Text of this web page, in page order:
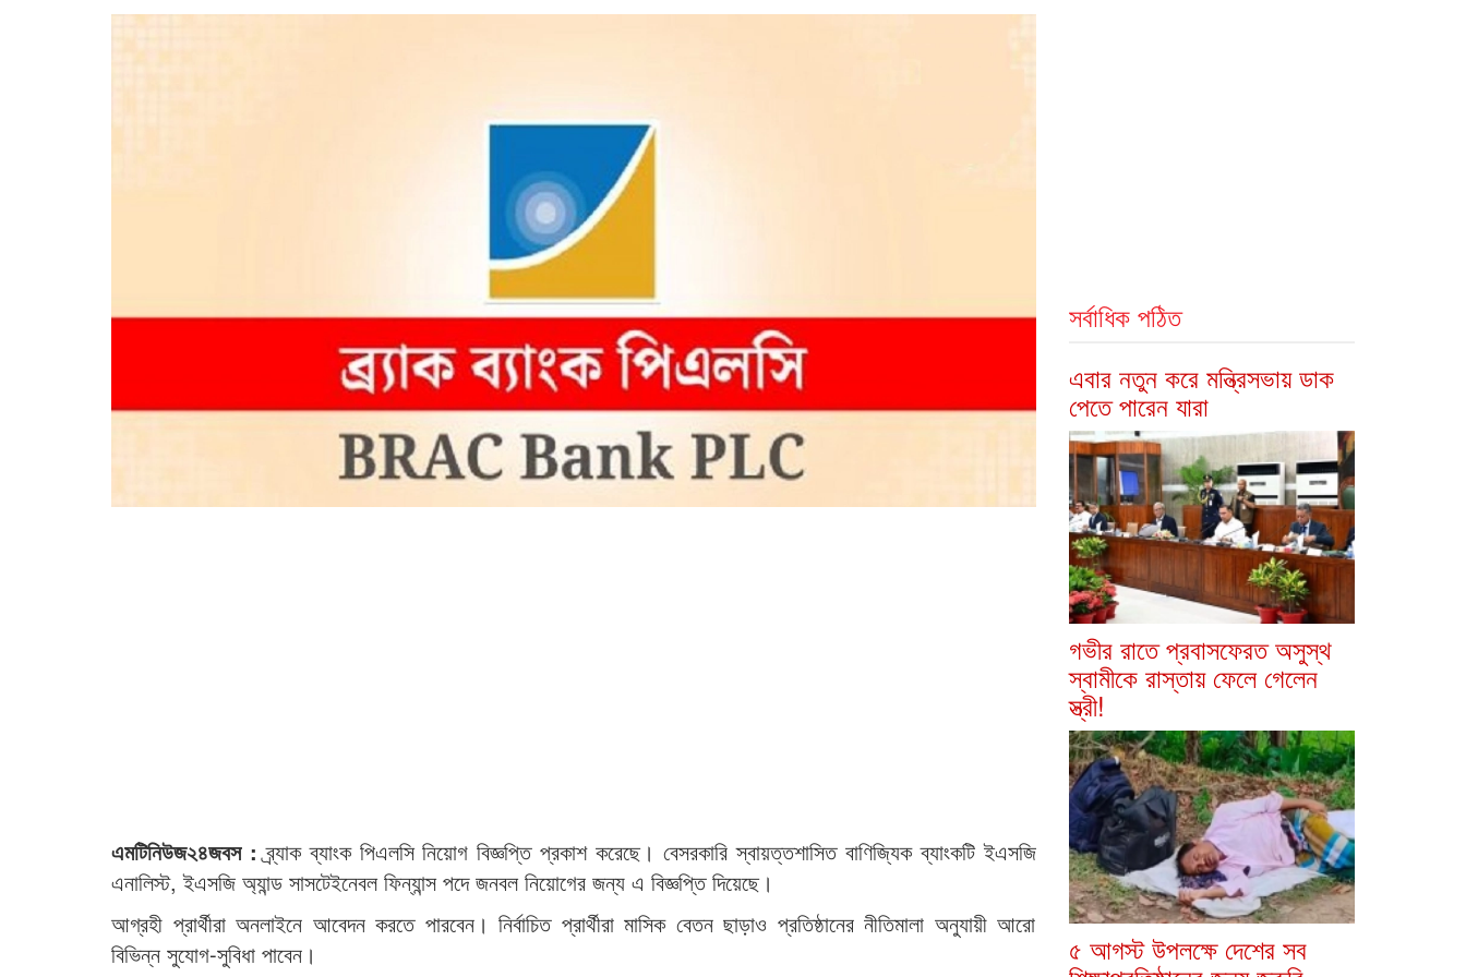
এমটিনিউজ২৪জবস :ব্র্যাক ব্যাংক পিএলসি নিয়োগ বিজ্ঞপ্তি প্রকাশ করেছে। বেসরকারি স্বায়ত্তশাসিত বাণিজ্যিক ব্যাংকটি ইএসজি
এনালিস্ট, ইএসজি অ্যান্ড সাসটেইনেবল ফিন্যান্স পদে জনবল নিয়োগের জন্য এ বিজ্ঞপ্তি দিয়েছে।
আগ্রহী প্রার্থীরা অনলাইনে আবেদন করতে পারবেন। নির্বাচিত প্রার্থীরা মাসিক বেতন ছাড়াও প্রতিষ্ঠানের নীতিমালা অনুযায়ী আরো
বিভিন্ন সুযোগ-সুবিধা পাবেন।
সর্বাধিক পঠিত
এবার নতুন করে মন্ত্রিসভায় ডাক
পেতে পারেন যারা
গভীর রাতে প্রবাসফেরত অসুস্থ
স্বামীকে রাস্তায় ফেলে গেলেন
স্ত্রী!
৫ আগস্ট উপলক্ষে দেশের সব